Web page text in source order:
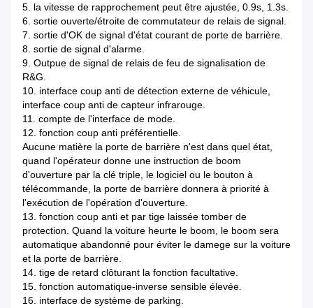
5. la vitesse de rapprochement peut être ajustée, 0.9s, 1.3s.
6. sortie ouverte/étroite de commutateur de relais de signal.
7. sortie d'OK de signal d'état courant de porte de barrière.
8. sortie de signal d'alarme.
9. Outpue de signal de relais de feu de signalisation de
R&G.
10. interface coup anti de détection externe de véhicule,
interface coup anti de capteur infrarouge.
11. compte de l'interface de mode.
12. fonction coup anti préférentielle.
Aucune matière la porte de barrière n'est dans quel état,
quand l'opérateur donne une instruction de boom
d'ouverture par la clé triple, le logiciel ou le bouton à
télécommande, la porte de barrière donnera à priorité à
l'exécution de l'opération d'ouverture.
13. fonction coup anti et par tige laissée tomber de
protection. Quand la voiture heurte le boom, le boom sera
automatique abandonné pour éviter le damege sur la voiture
et la porte de barrière.
14. tige de retard clôturant la fonction facultative.
15. fonction automatique-inverse sensible élevée.
16. interface de système de parking.